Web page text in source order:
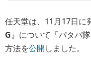
任天堂は、11月17日に
G』について「パタパ
方法を公開しました。